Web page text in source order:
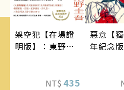
架空犯【在場證
明版】：東野圭
蝠》系列重磅新
NT$ 435
惡意【
年紀念版